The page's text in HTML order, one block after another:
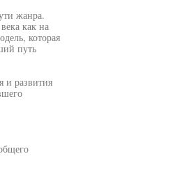
жанра.
как на
которая
путь
и развития